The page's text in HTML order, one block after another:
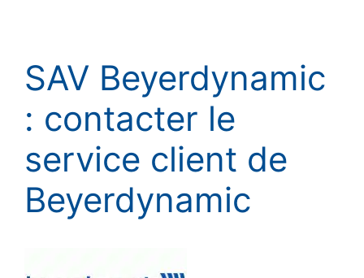
SAV Beyerdynamic
: contacter le
service client de
Beyerdynamic